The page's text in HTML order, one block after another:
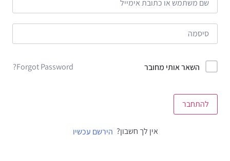
השאר אותי מחובר Forgot Password?
להתחבר
אין לך חשבון? הירשם עכשיו